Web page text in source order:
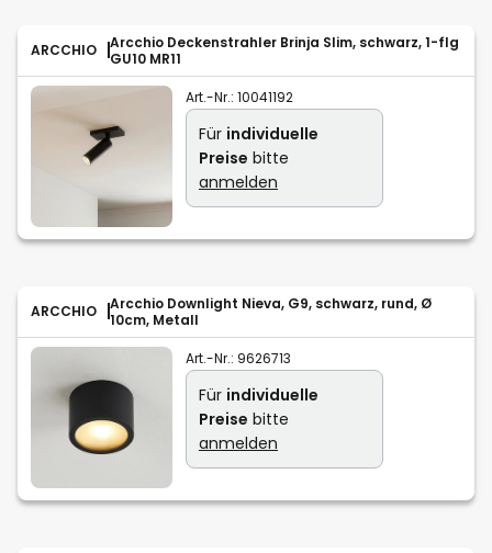
ARCCHIO
Arcchio Deckenstrahler Brinja Slim, schwarz, 1-flg
GU10 MR11
Art.-Nr.: 10041192
Für individuelle
Preise bitte
anmelden
ARCCHIO
Arcchio Downlight Nieva, G9, schwarz, rund, Ø
10cm, Metall
Art.-Nr.: 9626713
Für individuelle
Preise bitte
anmelden